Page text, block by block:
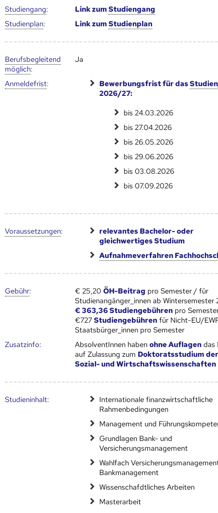
Studien­gang: Link zumStudien­gang
Studien­plan: Link zumStudien­plan
Berufs­begleitend
möglich:
Ja
Anmelde­frist: Bewerbungsfrist für das
2026/27:
bis 24.03.2026
bis 27.04.2026
bis 26.05.2026
bis 29.06.2026
bis 03.08.2026
bis 07.09.2026
Voraus­setzungen:
relevantes Bachelor- oder
gleichwertiges Studium
Aufnahmeverfahren
Gebühr: € 25,20ÖH-Beitrag pro Semester / für
Studienangänger_innen ab Wintersemester
€ 363,36 Studiengebühren pro
€727Studiengebühren für Nicht-EU/
Staatsbürger_innen pro Semester
Zusatz­info:
AbsolventInnen habenohne Auflagen das
auf Zulassung zum Doktoratsstudium
Sozial- und Wirtschaftswissenschaften
Studien­inhalt:
Internationale finanzwirtschaftliche
Rahmenbedingungen
Management und
Grundlagen Bank- und
Versicherungsmanagement
Wahlfach
Bankmanagement
Wissenschafdtliches Arbeiten
Masterarbeit